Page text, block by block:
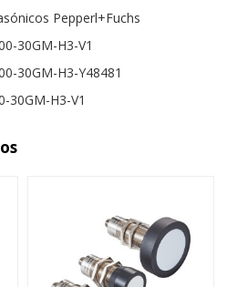
Pepperl+Fuchs
30GM-H3-V1
30GM-H3-Y48481
30GM-H3-V1